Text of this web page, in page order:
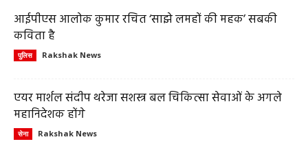
आईपीएस आलोक कुमार रचित ‘साझे लमहों की महक’ सबकी
कविता है
पुलिस Rakshak News
एयर मार्शल संदीप थरेजा सशस्त्र बल चिकित्सा सेवाओं के अगले
महानिदेशक होंगे
सेना Rakshak News